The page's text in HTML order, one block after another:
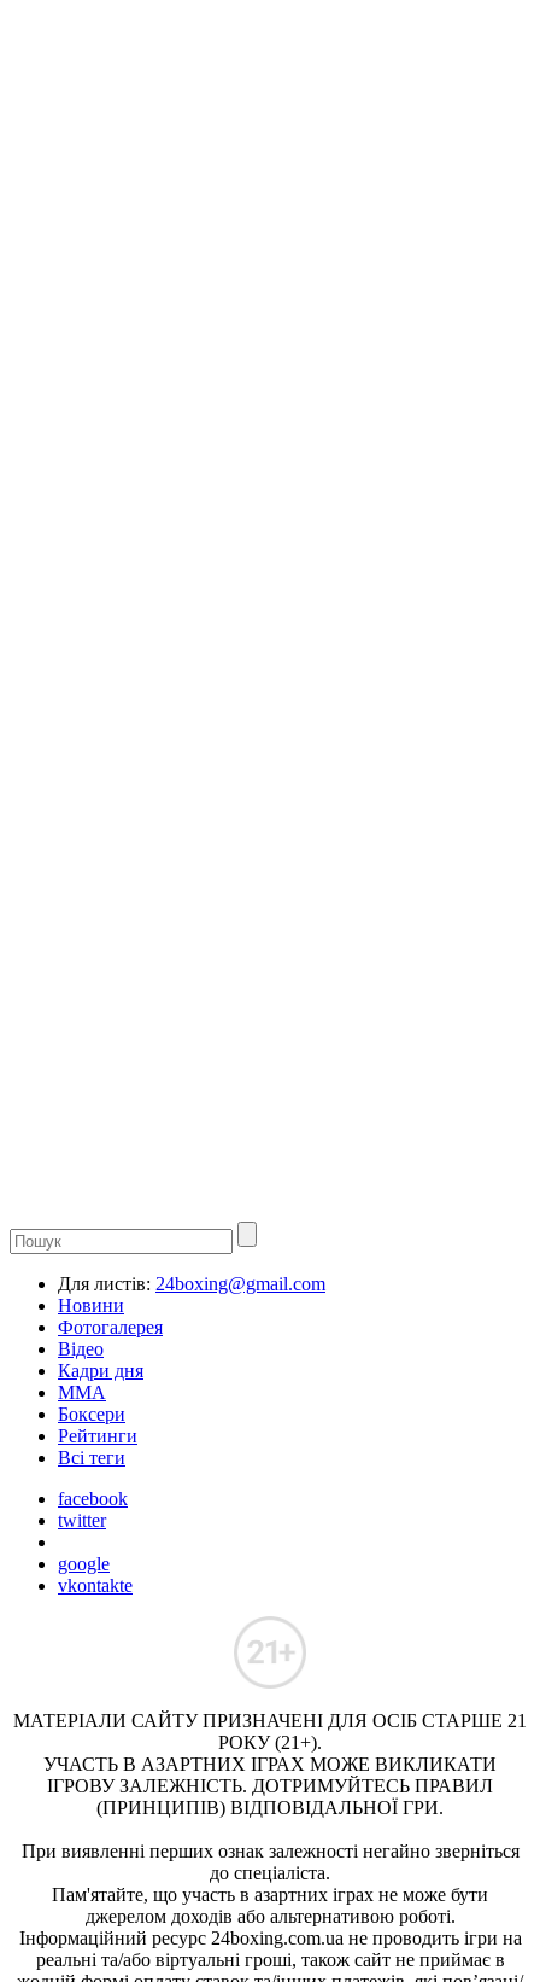
Для листів: 24boxing@gmail.com
Новини
Фотогалерея
Відео
Кадри дня
ММА
Боксери
Рейтинги
Всі теги
facebook
twitter
google
vkontakte
МАТЕРІАЛИ САЙТУ ПРИЗНАЧЕНІ ДЛЯ ОСІБ СТАРШЕ 21
РОКУ (21+).
УЧАСТЬ В АЗАРТНИХ ІГРАХ МОЖЕ ВИКЛИКАТИ
ІГРОВУ ЗАЛЕЖНІСТЬ. ДОТРИМУЙТЕСЬ ПРАВИЛ
(ПРИНЦИПІВ) ВІДПОВІДАЛЬНОЇ ГРИ.
При виявленні перших ознак залежності негайно зверніться
до спеціаліста.
Пам'ятайте, що участь в азартних іграх не може бути
джерелом доходів або альтернативою роботі.
Інформаційний ресурс 24boxing.com.ua не проводить ігри на
реальні та/або віртуальні гроші, також сайт не приймає в